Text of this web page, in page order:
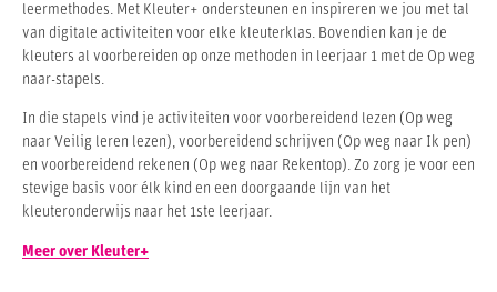
leermethodes. Met Kleuter+ ondersteunen en inspireren we jou met tal
van digitale activiteiten voor elke kleuterklas. Bovendien kan je de
kleuters al voorbereiden op onze methoden in leerjaar 1 met de Op weg
naar-stapels.
In die stapels vind je activiteiten voor voorbereidend lezen (Op weg
naar Veilig leren lezen), voorbereidend schrijven (Op weg naar Ik pen)
en voorbereidend rekenen (Op weg naar Rekentop). Zo zorg je voor een
stevige basis voor élk kind en een doorgaande lijn van het
kleuteronderwijs naar het 1ste leerjaar.
Meer over Kleuter+